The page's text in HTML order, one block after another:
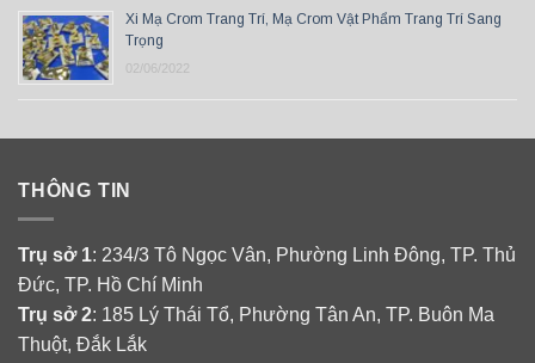
Xi Mạ Crom Trang Trí, Mạ Crom Vật Phẩm Trang Trí Sang
Trọng
02/06/2022
THÔNG TIN
Trụ sở 1: 234/3 Tô Ngọc Vân, Phường Linh Đông, TP. Thủ
Đức, TP. Hồ Chí Minh
Trụ sở 2: 185 Lý Thái Tổ, Phường Tân An, TP. Buôn Ma
Thuột, Đắk Lắk